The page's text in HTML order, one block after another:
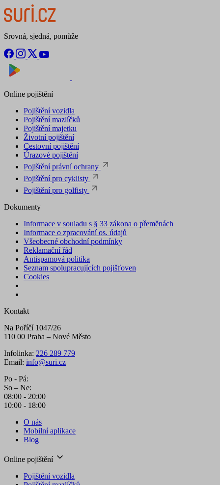
Srovná, sjedná, pomůže
Online pojištění
Pojištění vozidla
Pojištění mazlíčků
Pojištění majetku
Životní pojištění
Cestovní pojištění
Úrazové pojištění
Pojištění právní ochrany
Pojištění pro cyklisty
Pojištění pro golfisty
Dokumenty
Informace v souladu s § 33 zákona o přeměnách
Informace o zpracování os. údajů
Všeobecné obchodní podmínky
Reklamační řád
Antispamová politika
Seznam spolupracujících pojišťoven
Cookies
Kontakt
Na Poříčí 1047/26
110 00 Praha – Nové Město
Infolinka: 226 289 779
Email: info@suri.cz
Po - Pá:
So – Ne:
08:00 - 20:00
10:00 - 18:00
O nás
Mobilní aplikace
Blog
Online pojištění
Pojištění vozidla